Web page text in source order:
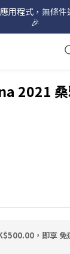
$500 即享免費
用程式，無條
🎉
$500 即享免費送
2021
，即享 免